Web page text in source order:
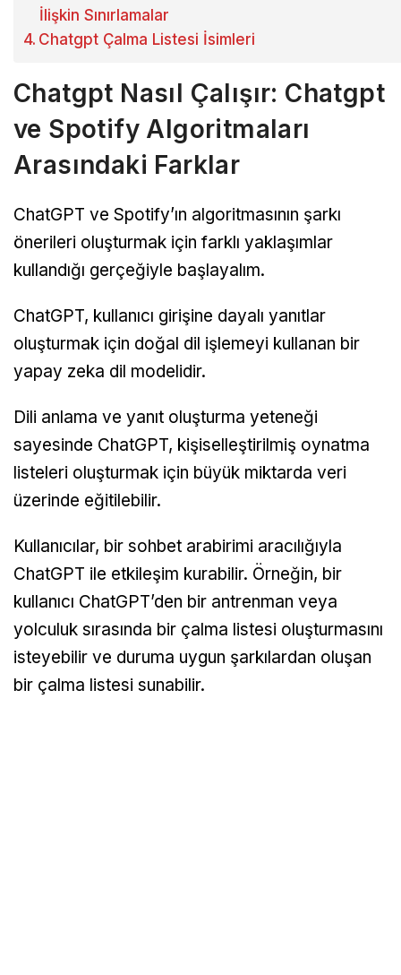
İlişkin Sınırlamalar
Chatgpt Çalma Listesi İsimleri
Chatgpt Nasıl Çalışır: Chatgpt
ve Spotify Algoritmaları
Arasındaki Farklar
ChatGPT ve Spotify’ın algoritmasının şarkı
önerileri oluşturmak için farklı yaklaşımlar
kullandığı gerçeğiyle başlayalım.
ChatGPT, kullanıcı girişine dayalı yanıtlar
oluşturmak için doğal dil işlemeyi kullanan bir
yapay zeka dil modelidir.
Dili anlama ve yanıt oluşturma yeteneği
sayesinde ChatGPT, kişiselleştirilmiş oynatma
listeleri oluşturmak için büyük miktarda veri
üzerinde eğitilebilir.
Kullanıcılar, bir sohbet arabirimi aracılığıyla
ChatGPT ile etkileşim kurabilir. Örneğin, bir
kullanıcı ChatGPT’den bir antrenman veya
yolculuk sırasında bir çalma listesi oluşturmasını
isteyebilir ve duruma uygun şarkılardan oluşan
bir çalma listesi sunabilir.